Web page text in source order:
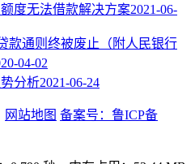
度无法借款解决方案2021-06-
款通则终被废止（附人民银行
04-02
分析2021-06-24
网站地图 备案号：鲁ICP备